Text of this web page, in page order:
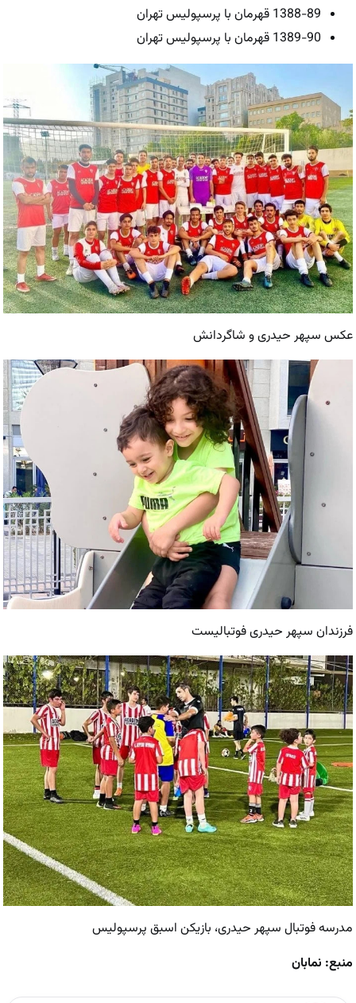
1388-89 قهرمان با پرسپولیس تهران
1389-90 قهرمان با پرسپولیس تهران
عکس سپهر حیدری و شاگردانش
فرزندان سپهر حیدری فوتبالیست
مدرسه فوتبال سپهر حیدری، بازیکن اسبق پرسپولیس
منبع: نمابان